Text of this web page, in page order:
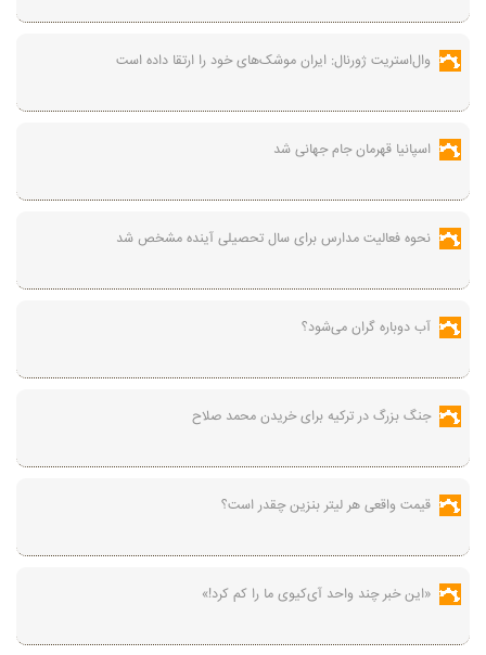
وال‌استریت ژورنال: ایران موشک‌های خود را ارتقا داده است
اسپانیا قهرمان جام جهانی شد
نحوه فعالیت مدارس برای سال تحصیلی آینده مشخص شد
آب دوباره گران می‌شود؟
جنگ بزرگ در ترکیه برای خریدن محمد صلاح
قیمت واقعی هر لیتر بنزین چقدر است؟
«این خبر چند واحد آی‌کیوی ما را کم کرد!»